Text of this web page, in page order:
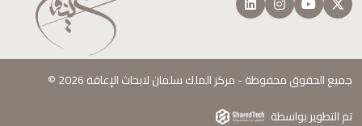
جميع الحقوق محفوظة - مركز الملك سلمان لابحاث الإعاقة 2026 ©
تم التطوير بواسطة